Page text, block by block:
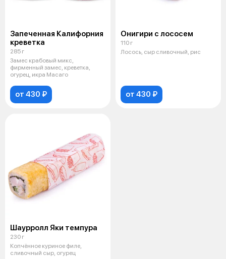
Запеченная Калифорния
креветка
285 г
Замес крабовый микс,
фирменный замес, креветка,
огурец, икра Масаго
от 430 ₽
Онигири с лососем
110 г
Лосось, сыр сливочный, рис
от 430 ₽
Шаурролл Яки темпура
230 г
Копчённое куриное филе,
сливочный сыр, огурец